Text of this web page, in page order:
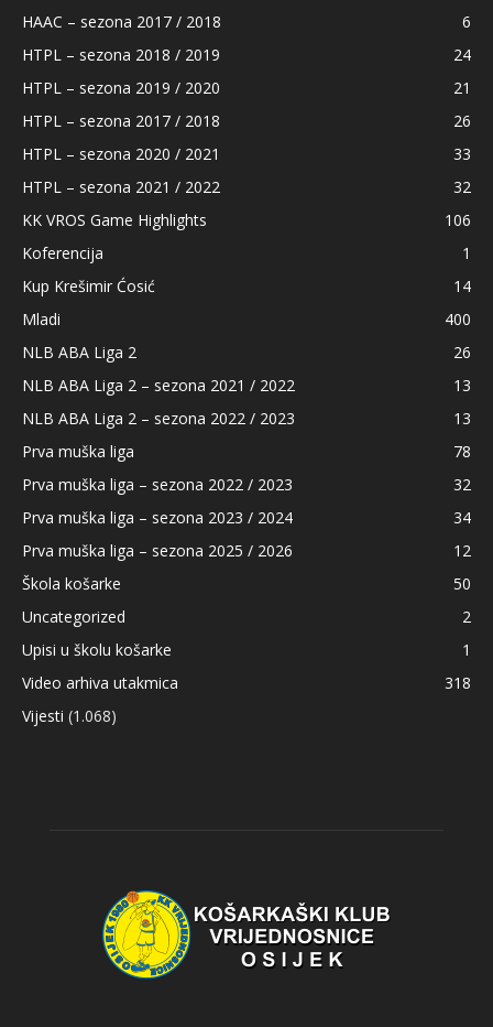
HAAC – sezona 2017 / 2018
6
HTPL – sezona 2018 / 2019
24
HTPL – sezona 2019 / 2020
21
HTPL – sezona 2017 / 2018
26
HTPL – sezona 2020 / 2021
33
HTPL – sezona 2021 / 2022
32
KK VROS Game Highlights
106
Koferencija
1
Kup Krešimir Ćosić
14
Mladi
400
NLB ABA Liga 2
26
NLB ABA Liga 2 – sezona 2021 / 2022
13
NLB ABA Liga 2 – sezona 2022 / 2023
13
Prva muška liga
78
Prva muška liga – sezona 2022 / 2023
32
Prva muška liga – sezona 2023 / 2024
34
Prva muška liga – sezona 2025 / 2026
12
Škola košarke
50
Uncategorized
2
Upisi u školu košarke
1
Video arhiva utakmica
318
Vijesti (1.068)